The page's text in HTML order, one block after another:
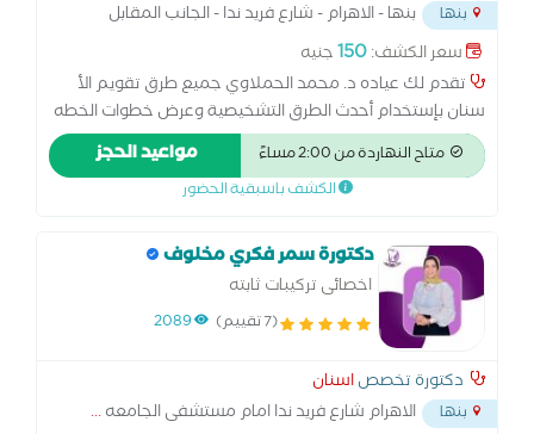
بنها
بنها - الاهرام - شارع فريد ندا - الجانب المقابل
لمسجد...
سعر الكشف:150جنيه
تقدم لك عياده د. محمد الحملاوي جميع طرق تقويم الأ
سنان بإستخدام أحدث الطرق التشخيصية وعرض خطوات الخطه
العلاجيه كامله بالإضافة الي إستخدام أفضل أ جهزه التعقيم
وطرق مكافحة العدوي الحديثه د. الزماله البريطانيه لتقويم
الاسنان كليه الجراحين الملكيه ب إنجلترا بالاضافه الي فريق طبي
متاح النهاردة من 2:00 مساءً مواعيد الحجز
الكشف باسبقية الحضور
دكتورة سمر فكري مخلوف
اخصائى تركيبات ثابته
(7 تقييم) 2089
دكتورة تخصصاسنان
بنها الاهرام شارع فريد ندا امام مستشفى الجامعه...